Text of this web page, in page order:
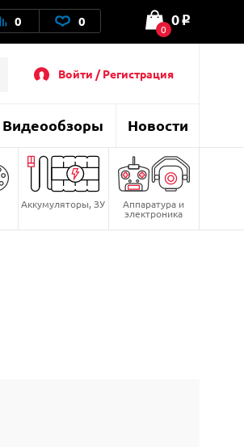
0 0 0
0 o
Войти / Регистрация
Видеообзоры Новости
Аккумуляторы, ЗУ Аппаратура и
электроника